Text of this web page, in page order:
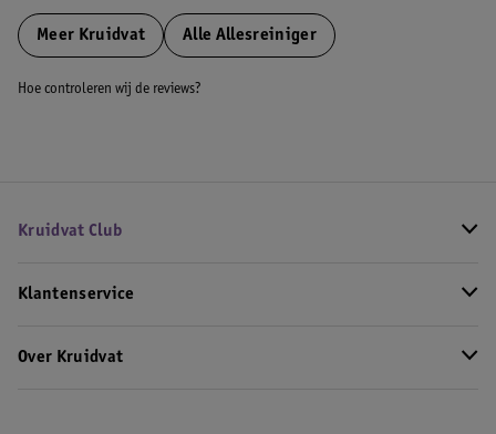
Meer Kruidvat Alle Allesreiniger
Hoe controleren wij de reviews?
Kruidvat Club
Klantenservice
Over Kruidvat